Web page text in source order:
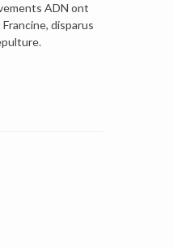
ADN ont
disparus